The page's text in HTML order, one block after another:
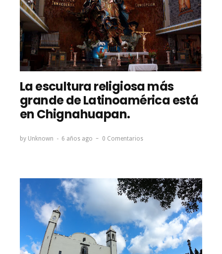
La escultura religiosa más
grande de Latinoamérica está
en Chignahuapan.
by Unknown 6 años ago 0 Comentarios